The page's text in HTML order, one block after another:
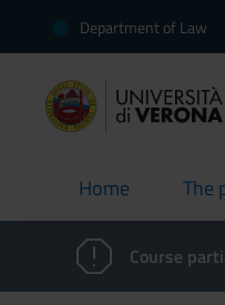
Department of Law
Home
current The
Course